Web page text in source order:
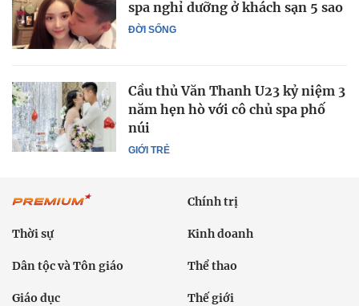
ĐỜI SỐNG
spa nghỉ dưỡng ở khách sạn 5 sao
GIỚI TRẺ
Cầu thủ Văn Thanh U23 kỷ niệm 3
năm hẹn hò với cô chủ spa phố
núi
Chính trị
Thời sự Kinh doanh
Dân tộc và Tôn giáo Thể thao
Giáo dục Thế giới